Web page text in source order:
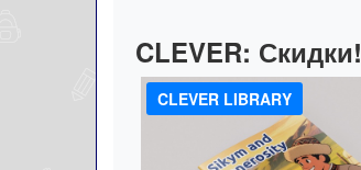
CLEVER: Скидки!
CLEVER LIBRARY